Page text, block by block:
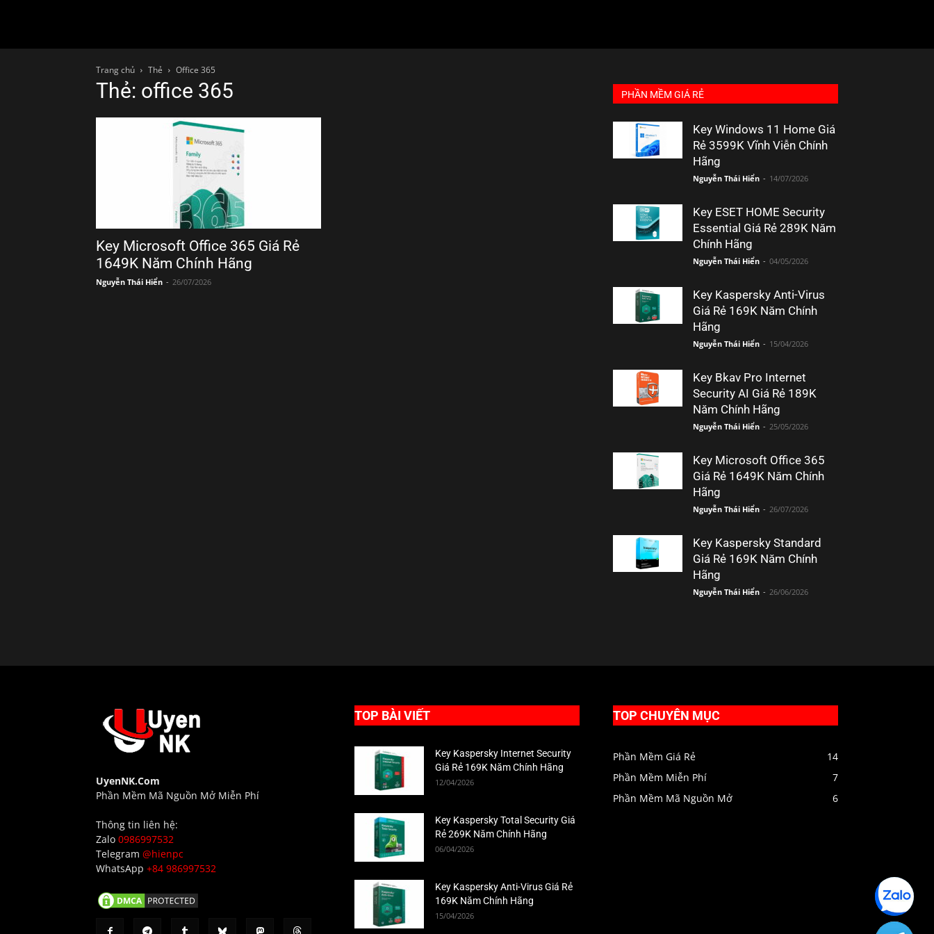
Trang chủ Thẻ Office 365
Thẻ: office 365
Key Microsoft Office 365 Giá Rẻ
1649K Năm Chính Hãng
Nguyễn Thái Hiển - 26/07/2026
PHẦN MỀM GIÁ RẺ
Key Windows 11 Home Giá
Rẻ 3599K Vĩnh Viễn Chính
Hãng
Nguyễn Thái Hiển - 14/07/2026
Key ESET HOME Security
Essential Giá Rẻ 289K Năm
Chính Hãng
Nguyễn Thái Hiển - 04/05/2026
Key Kaspersky Anti-Virus
Giá Rẻ 169K Năm Chính
Hãng
Nguyễn Thái Hiển - 15/04/2026
Key Bkav Pro Internet
Security AI Giá Rẻ 189K
Năm Chính Hãng
Nguyễn Thái Hiển - 25/05/2026
Key Microsoft Office 365
Giá Rẻ 1649K Năm Chính
Hãng
Nguyễn Thái Hiển - 26/07/2026
Key Kaspersky Standard
Giá Rẻ 169K Năm Chính
Hãng
Nguyễn Thái Hiển - 26/06/2026
UyenNK.Com
Phần Mềm Mã Nguồn Mở Miễn Phí
Thông tin liên hệ:
Zalo 0986997532
Telegram @hienpc
WhatsApp +84 986997532
TOP BÀI VIẾT
Key Kaspersky Internet Security
Giá Rẻ 169K Năm Chính Hãng
12/04/2026
Key Kaspersky Total Security Giá
Rẻ 269K Năm Chính Hãng
06/04/2026
Key Kaspersky Anti-Virus Giá Rẻ
169K Năm Chính Hãng
15/04/2026
TOP CHUYÊN MỤC
Phần Mềm Giá Rẻ
14
Phần Mềm Miễn Phí
7
Phần Mềm Mã Nguồn Mở
6
Zalo
HIENPC